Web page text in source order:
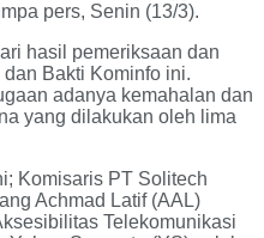
pers, Senin (13/3).
hasil pemeriksaan dan
Bakti Kominfo ini.
adanya kemahalan dan
yang dilakukan oleh lima
Komisaris PT Solitech
Achmad Latif (AAL)
Telekomunikasi